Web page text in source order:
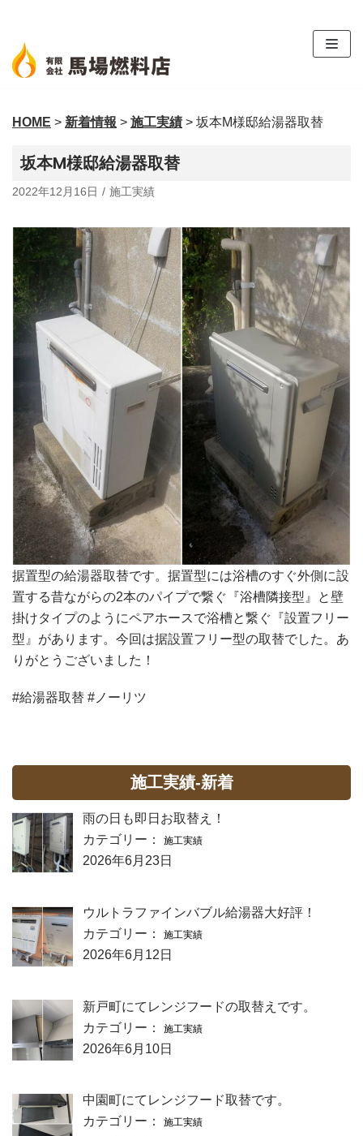
ン
テ
ン
へ
キ
ッ
HOME > 新着情報 > 施工実績 > 坂本M様邸給湯器取替
坂本M様邸給湯器取替
2022年12月16日 施工実績
据置型の給湯器取替です。据置型には浴槽のすぐ外側に設
置する昔ながらの2本のパイプで繋ぐ『浴槽隣接型』と壁
掛けタイプのようにペアホースで浴槽と繋ぐ『設置フリー
型』があります。今回は据設置フリー型の取替でした。あ
りがとうございました！
#給湯器取替 #ノーリツ
施工実績-新着
雨の日も即日お取替え！
カテゴリー：
施工実績
2026年6月23日
ウルトラファインバブル給湯器大好評！
カテゴリー：
施工実績
2026年6月12日
新戸町にてレンジフードの取替えです。
カテゴリー：
施工実績
2026年6月10日
中園町にてレンジフード取替です。
カテゴリー：
施工実績